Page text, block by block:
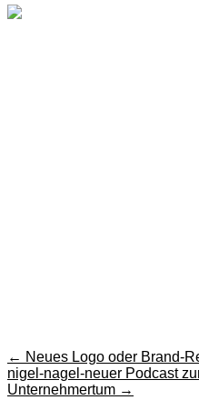
← Neues Logo oder Brand-
nigel-nagel-neuer Podcast
Unternehmertum →